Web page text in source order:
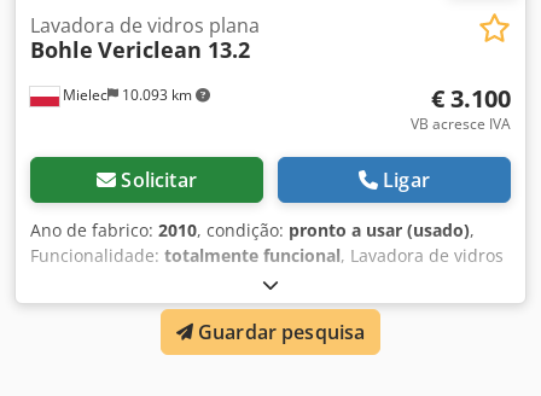
Mielec 10.093 km
Lavadora de vidros plana
Bohle Vericlean 13.2
€ 3.100
VB acresce IVA
Solicitar Ligar
Ano de fabrico: 2010, condição: pronto a usar (usado),
Funcionalidade: totalmente funcional, Lavadora de vidros
plana Bohle Verticlean13.2 Dkedpfx Acewqq Dujwsr ano de
produção: 2010
Guardar pesquisa